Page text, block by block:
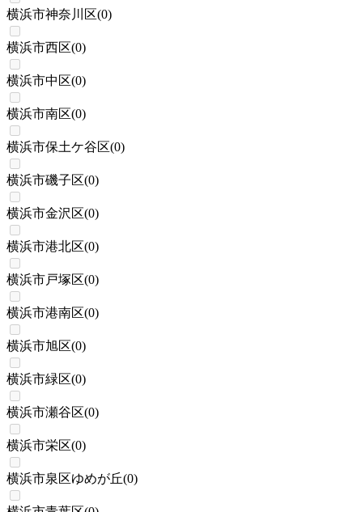
横浜市神奈川区(0)
横浜市西区(0)
横浜市中区(0)
横浜市南区(0)
横浜市保土ケ谷区(0)
横浜市磯子区(0)
横浜市金沢区(0)
横浜市港北区(0)
横浜市戸塚区(0)
横浜市港南区(0)
横浜市旭区(0)
横浜市緑区(0)
横浜市瀬谷区(0)
横浜市栄区(0)
横浜市泉区ゆめが丘(0)